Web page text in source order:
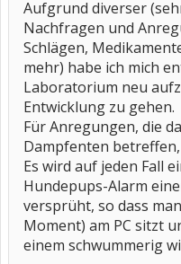
Aufgrund diverser
Nachfragen und
Schlägen,
mehr) habe ich mich
Laboratorium neu
Entwicklung zu gehen.
Für Anregungen, die
Dampfenten
Es wird auf jeden Fall
Hundepups-Alarm
versprüht, so dass
Moment) am PC sitzt
einem schwummerig